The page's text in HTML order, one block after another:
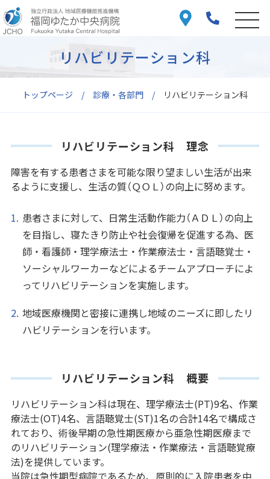
トップページ 診療・各部門 リハビリテーション科
リハビリテーション科
リハビリテーション科 理念
障害を有する患者さまを可能な限り望ましい生活が出来
るように支援し、生活の質（ＱＯＬ）の向上に努めます。
患者さまに対して、日常生活動作能力（ＡＤＬ）の向上
を目指し、寝たきり防止や社会復帰を促進する為、医
師・看護師・理学療法士・作業療法士・言語聴覚士・
ソーシャルワーカーなどによるチームアプローチによ
ってリハビリテーションを実施します。
地域医療機関と密接に連携し地域のニーズに即したリ
ハビリテーションを行います。
リハビリテーション科 概要
リハビリテーション科は現在、理学療法士(PT)9名、作業
療法士(OT)4名、言語聴覚士(ST)1名の合計14名で構成さ
れており、術後早期の急性期医療から亜急性期医療まで
のリハビリテーション(理学療法・作業療法・言語聴覚療
法)を提供しています。
当院は急性期型病院であるため、原則的に入院患者を中